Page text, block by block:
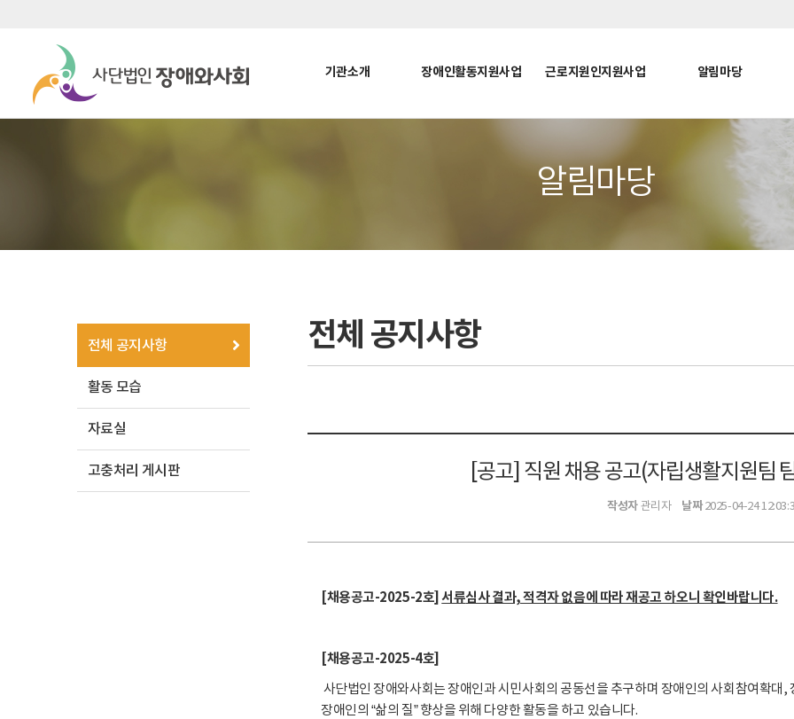
기관소개 장애인활동지원사업 근로지원인지원사업 알림마당
알림마당
전체 공지사항
활동 모습
자료실
고충처리 게시판
전체 공지사항
[공고] 직원 채용 공고(자립생활지원팀
작성자 관리자 날짜2025-04-24
[채용공고-2025-2호]서류심사 결과, 적격자 없음에 따라 재공고 하오니 확인바랍니다.
[채용공고-2025-4호]
사단법인 장애와사회는 장애인과 시민사회의 공동선을 추구하며 장애인의 사회참여확대,
장애인의 “삶의 질” 향상을 위해 다양한 활동을 하고 있습니다.